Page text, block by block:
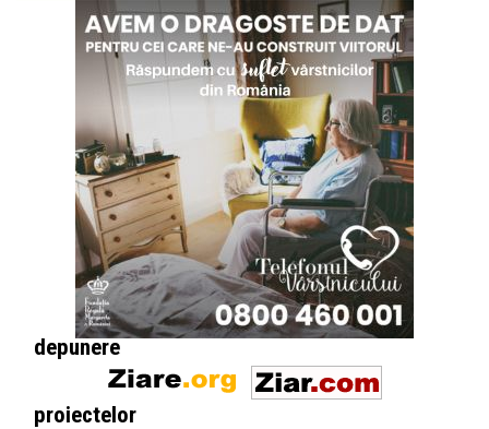
Adaugă
obiectiv.net
ca sursă
preferată
pe Google
MADR
prelungeşte
sesiunea
depunere
proiectelor